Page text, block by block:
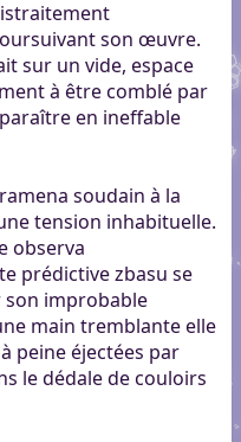
son œuvre.
sur un vide, espace
à être comblé par
en ineffable
soudain à la
tension inhabituelle.
observa
prédictive zbasu se
improbable
main tremblante elle
peine éjectées par
le dédale de couloirs